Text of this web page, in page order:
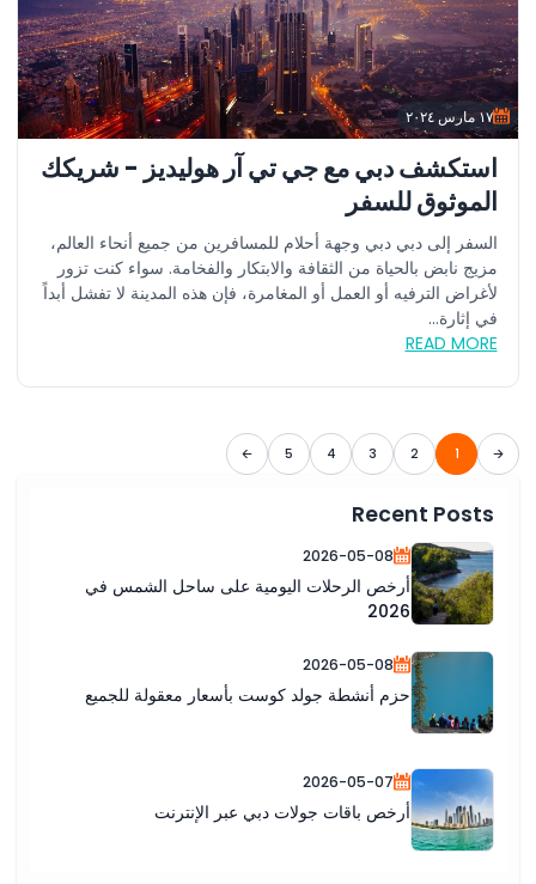
١٧ مارس ٢٠٢٤
استكشف دبي مع جي تي آر هوليديز - شريكك
الموثوق للسفر
السفر إلى دبي دبي وجهة أحلام للمسافرين من جميع أنحاء العالم،
مزيج نابض بالحياة من الثقافة والابتكار والفخامة. سواء كنت تزور
لأغراض الترفيه أو العمل أو المغامرة، فإن هذه المدينة لا تفشل أبداً
في إثارة...
READ MORE
1
2
3
4
5
Recent Posts
2026-05-08
أرخص الرحلات اليومية على ساحل الشمس في
2026
2026-05-08
حزم أنشطة جولد كوست بأسعار معقولة للجميع
2026-05-07
أرخص باقات جولات دبي عبر الإنترنت